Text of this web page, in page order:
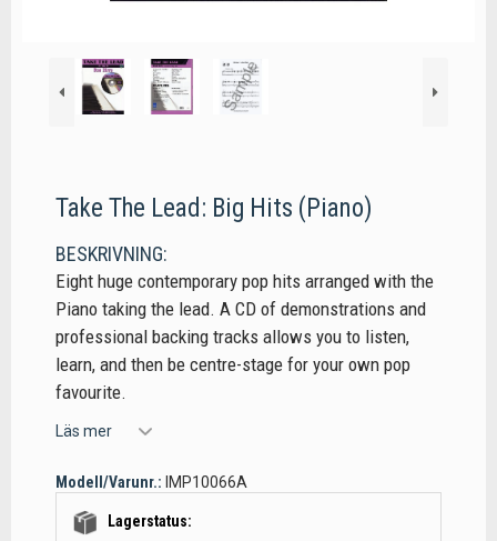
Take The Lead: Big Hits (Piano)
BESKRIVNING:
Eight huge contemporary pop hits arranged with the
Piano taking the lead. A CD of demonstrations and
professional backing tracks allows you to listen,
learn, and then be centre-stage for your own pop
favourite.
Läs mer
Modell/Varunr.: IMP10066A
Lagerstatus: